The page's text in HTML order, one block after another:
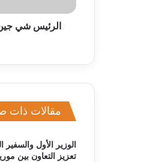
الرئيس شي جين
مقالات ذات
الوزير الأول والسفير
تعزيز التعاون بين